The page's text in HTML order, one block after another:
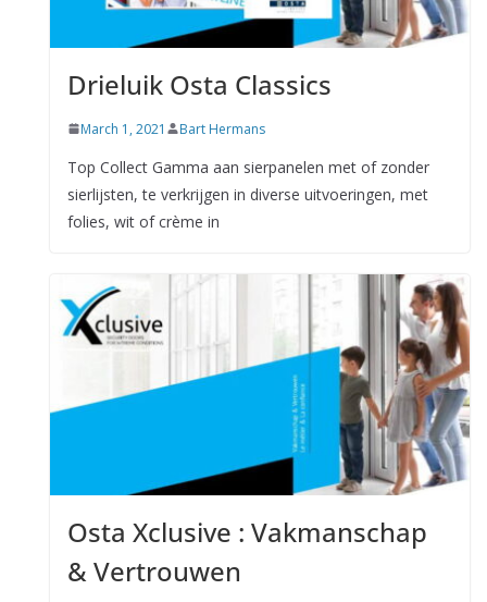
Drieluik Osta Classics
March 1, 2021 Bart Hermans
Top Collect Gamma aan sierpanelen met of zonder
sierlijsten, te verkrijgen in diverse uitvoeringen, met
folies, wit of crème in
Osta Xclusive : Vakmanschap
& Vertrouwen